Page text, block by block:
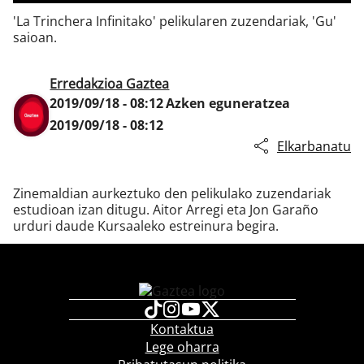
'La Trinchera Infinitako' pelikularen zuzendariak, 'Gu'
saioan.
Erredakzioa Gaztea
2019/09/18 - 08:12Azken eguneratzea
2019/09/18 - 08:12
Elkarbanatu
Zinemaldian aurkeztuko den pelikulako zuzendariak
estudioan izan ditugu. Aitor Arregi eta Jon Garaño
urduri daude Kursaaleko estreinura begira.
Kontaktua
Lege oharra